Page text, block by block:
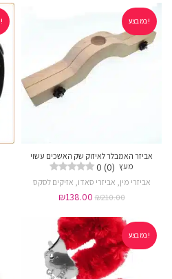
במבצע!
אביזר האמבלר לאיזוק שק האשכים עשוי
מעץ 0 (0)
אביזרי מין, אביזרי סאדו, אזיקים לסקס
₪210.00
₪138.00
במבצע!
במבצע!